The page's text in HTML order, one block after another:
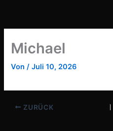
springen
Michael
Von/Juli 10, 2026
ZURÜCK